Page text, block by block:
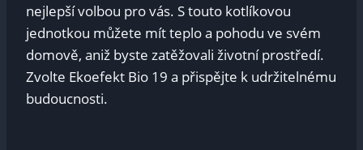
nejlepší volbou pro vás. S touto kotlíkovou
jednotkou můžete mít teplo a pohodu ve svém
domově, aniž byste zatěžovali životní prostředí.
Zvolte Ekoefekt Bio 19 a přispějte k udržitelnému
budoucnosti.